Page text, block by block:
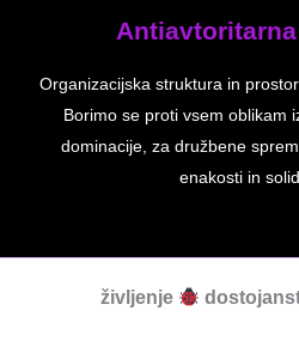
Organizacijska struktura in
Borimo se proti vsem oblikam
dominacije, za družbene
enakosti in
življenje